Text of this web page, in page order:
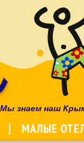
знаем наш
МАЛЫЕ